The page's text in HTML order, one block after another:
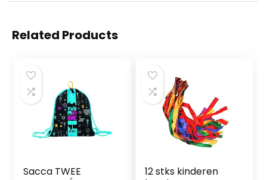
Related Products
Sacca TWEE
12 stks kinderen